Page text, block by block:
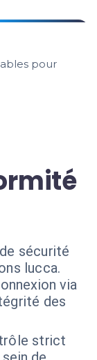
pour
sécurité
lucca.
via
des
strict